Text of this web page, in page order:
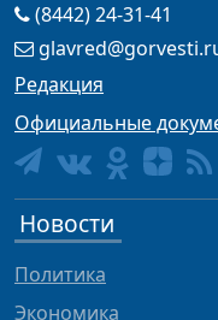
(8442) 24-31-41
Редакция
Официальные
Новости
Политика
Экономика